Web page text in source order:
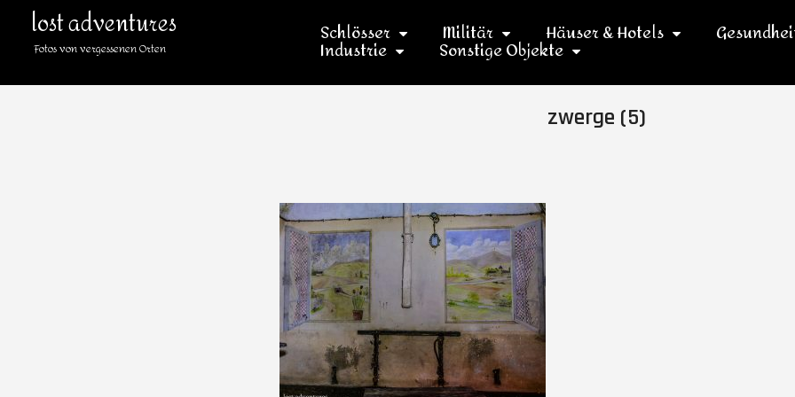
lost adventures
Fotos von vergessenen Orten Schlösser Militär Häuser & Hotels
Industrie Sonstige Objekte
zwerge (5)